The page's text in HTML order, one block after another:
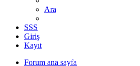
Ara
SSS
Giriş
Kayıt
Forum ana sayfa